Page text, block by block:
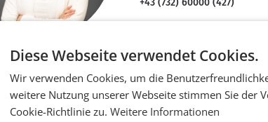
+43 (732) 60000 (427)
Diese Webseite verwendet Cookies.
Wir verwenden Cookies, um die
weitere Nutzung unserer Webseite stimmen Sie der
Cookie-Richtlinie zu. Weitere Informationen